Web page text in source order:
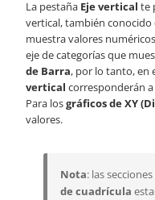
La pestaña Eje vertical te
vertical, también conocido
muestra valores
eje de categorías que
de Barra, por lo tanto, en
vertical corresponderán a
Para losgráficos de XY
valores.
Nota: las
de cuadrícula